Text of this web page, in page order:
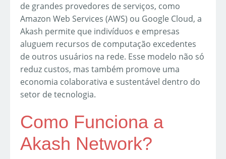
de grandes provedores de serviços, como
Amazon Web Services (AWS) ou Google Cloud, a
Akash permite que indivíduos e empresas
aluguem recursos de computação excedentes
de outros usuários na rede. Esse modelo não só
reduz custos, mas também promove uma
economia colaborativa e sustentável dentro do
setor de tecnologia.
Como Funciona a
Akash Network?